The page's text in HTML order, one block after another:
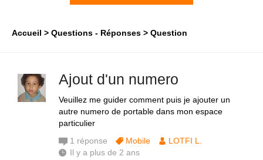
Accueil Questions - Réponses Question
Ajout d'un numero
Veuillez me guider comment puis je ajouter un
autre numero de portable dans mon espace
particulier
1 réponse Mobile
LOTFI L.
Il y a plus de 2 ans